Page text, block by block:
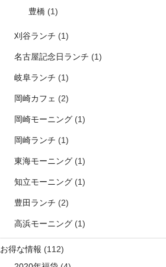
豊橋(1)
刈谷ランチ (1)
名古屋記念日ランチ (1)
岐阜ランチ (1)
岡崎カフェ (2)
岡崎モーニング(1)
岡崎ランチ (1)
東海モーニング(1)
知立モーニング(1)
豊田ランチ (2)
高浜モーニング(1)
お得な情報 (112)